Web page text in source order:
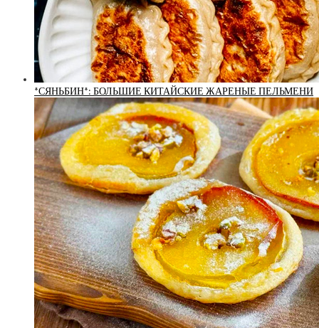
*СЯНЬБИН*: БОЛЬШИЕ КИТАЙСКИЕ ЖАРЕНЫЕ ПЕЛЬМЕНИ